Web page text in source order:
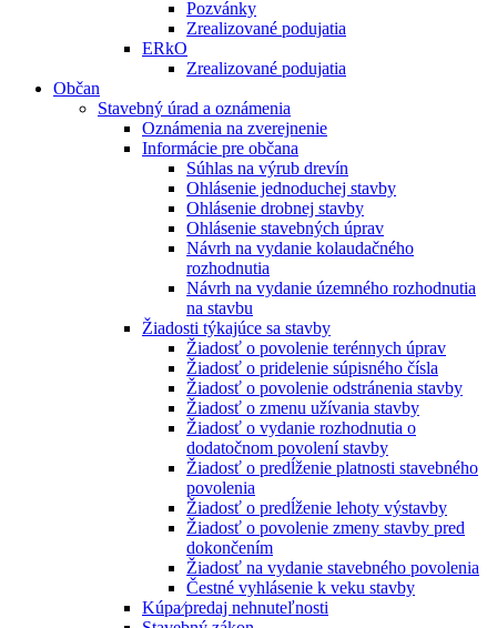
Pozvánky
Zrealizované podujatia
ERkO
Zrealizované podujatia
Občan
Stavebný úrad a oznámenia
Oznámenia na zverejnenie
Informácie pre občana
Súhlas na výrub drevín
Ohlásenie jednoduchej stavby
Ohlásenie drobnej stavby
Ohlásenie stavebných úprav
Návrh na vydanie kolaudačného
rozhodnutia
Návrh na vydanie územného rozhodnutia
na stavbu
Žiadosti týkajúce sa stavby
Žiadosť o povolenie terénnych úprav
Žiadosť o pridelenie súpisného čísla
Žiadosť o povolenie odstránenia stavby
Žiadosť o zmenu užívania stavby
Žiadosť o vydanie rozhodnutia o
dodatočnom povolení stavby
Žiadosť o predĺženie platnosti stavebného
povolenia
Žiadosť o predĺženie lehoty výstavby
Žiadosť o povolenie zmeny stavby pred
dokončením
Žiadosť na vydanie stavebného povolenia
Čestné vyhlásenie k veku stavby
Kúpa⁄predaj nehnuteľnosti